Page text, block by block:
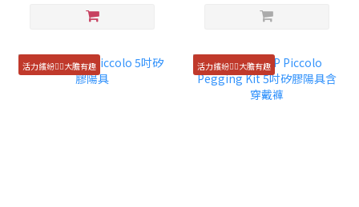
活力繽紛🏳️‍🌈大膽有趣 活力繽紛🏳️‍🌈大膽有趣